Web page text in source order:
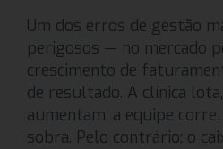
Um dos erros de gestão
perigosos — no mercado
crescimento de
de resultado. A clínica
aumentam, a equipe
sobra. Pelo contrário: o